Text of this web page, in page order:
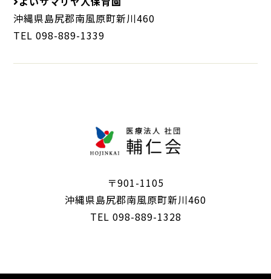
沖縄県島尻郡南風原町新川460
TEL 098-889-1339
〒901-1105
沖縄県島尻郡南風原町新川460
TEL 098-889-1328